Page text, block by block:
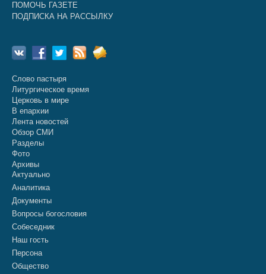
ПОМОЧЬ ГАЗЕТЕ
ПОДПИСКА НА РАССЫЛКУ
Слово пастыря
Литургическое время
Церковь в мире
В епархии
Лента новостей
Обзор СМИ
Разделы
Фото
Архивы
Актуально
Аналитика
Документы
Вопросы богословия
Собеседник
Наш гость
Персона
Общество